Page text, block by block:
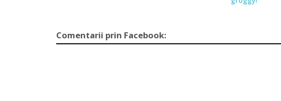
Comentarii prin Facebook: